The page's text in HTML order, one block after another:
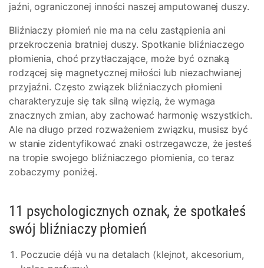
jaźni, ograniczonej inności naszej amputowanej duszy.
Bliźniaczy płomień nie ma na celu zastąpienia ani
przekroczenia bratniej duszy. Spotkanie bliźniaczego
płomienia, choć przytłaczające, może być oznaką
rodzącej się magnetycznej miłości lub niezachwianej
przyjaźni. Często związek bliźniaczych płomieni
charakteryzuje się tak silną więzią, że wymaga
znacznych zmian, aby zachować harmonię wszystkich.
Ale na długo przed rozważeniem związku, musisz być
w stanie zidentyfikować znaki ostrzegawcze, że jesteś
na tropie swojego bliźniaczego płomienia, co teraz
zobaczymy poniżej.
11 psychologicznych oznak, że spotkałeś
swój bliźniaczy płomień
Poczucie déjà vu na detalach (klejnot, akcesorium,